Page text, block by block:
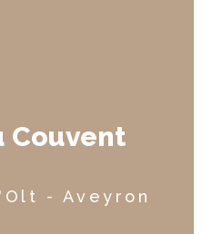
Couvent
- Aveyron